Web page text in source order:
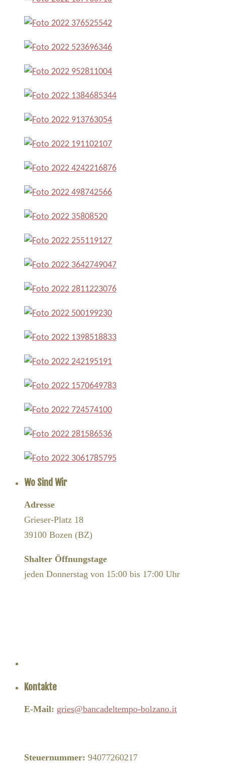
Wo Sind Wir
Adresse
Grieser-Platz 18
39100 Bozen (BZ)
Shalter Öffnungstage
jeden Donnerstag von 15:00 bis 17:00 Uhr
Kontakte
E-Mail: gries@bancadeltempo-bolzano.it
Steuernummer: 94077260217